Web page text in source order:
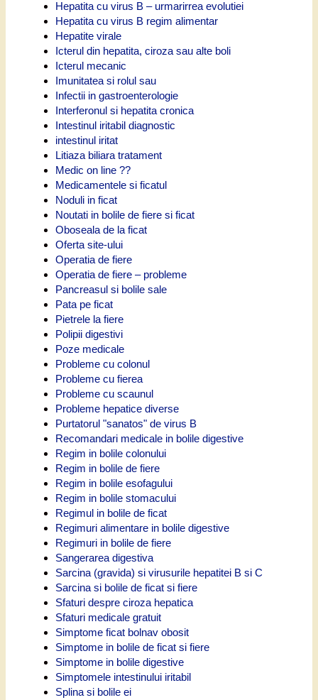
Hepatita cu virus B – urmarirrea evolutiei
Hepatita cu virus B regim alimentar
Hepatite virale
Icterul din hepatita, ciroza sau alte boli
Icterul mecanic
Imunitatea si rolul sau
Infectii in gastroenterologie
Interferonul si hepatita cronica
Intestinul iritabil diagnostic
intestinul iritat
Litiaza biliara tratament
Medic on line ??
Medicamentele si ficatul
Noduli in ficat
Noutati in bolile de fiere si ficat
Oboseala de la ficat
Oferta site-ului
Operatia de fiere
Operatia de fiere – probleme
Pancreasul si bolile sale
Pata pe ficat
Pietrele la fiere
Polipii digestivi
Poze medicale
Probleme cu colonul
Probleme cu fierea
Probleme cu scaunul
Probleme hepatice diverse
Purtatorul "sanatos" de virus B
Recomandari medicale in bolile digestive
Regim in bolile colonului
Regim in bolile de fiere
Regim in bolile esofagului
Regim in bolile stomacului
Regimul in bolile de ficat
Regimuri alimentare in bolile digestive
Regimuri in bolile de fiere
Sangerarea digestiva
Sarcina (gravida) si virusurile hepatitei B si C
Sarcina si bolile de ficat si fiere
Sfaturi despre ciroza hepatica
Sfaturi medicale gratuit
Simptome ficat bolnav obosit
Simptome in bolile de ficat si fiere
Simptome in bolile digestive
Simptomele intestinului iritabil
Splina si bolile ei